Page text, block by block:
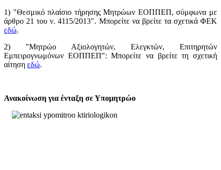
1) "Θεσμικό πλαίσιο τήρησης Μητρώων ΕΟΠΠΕΠ, σύμφωνα με
άρθρο 21 του ν. 4115/2013". Μπορείτε να βρείτε τα σχετικά ΦΕΚ
εδώ.
2) "Μητρώο Αξιολογητών, Ελεγκτών, Επιτηρητών
Εμπειρογνωμόνων ΕΟΠΠΕΠ": Μπορείτε να βρείτε τη σχετική
αίτηση εδώ.
Ανακοίνωση για ένταξη σε Υπομητρώο